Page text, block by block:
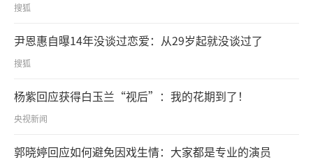
搜狐
尹恩惠自曝14年没谈过恋爱：从29岁起就没谈过了
搜狐
杨紫回应获得白玉兰“视后”：我的花期到了！
央视新闻
郭晓婷回应如何避免因戏生情：大家都是专业的演员